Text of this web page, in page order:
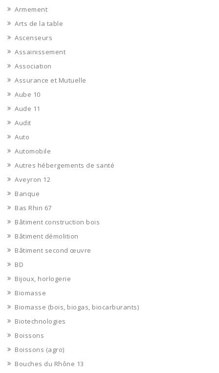
Armement
Arts de la table
Ascenseurs
Assainissement
Association
Assurance et Mutuelle
Aube 10
Aude 11
Audit
Auto
Automobile
Autres hébergements de santé
Aveyron 12
Banque
Bas Rhin 67
Bâtiment construction bois
Bâtiment démolition
Bâtiment second œuvre
BD
Bijoux, horlogerie
Biomasse
Biomasse (bois, biogas, biocarburants)
Biotechnologies
Boissons
Boissons (agro)
Bouches du Rhône 13